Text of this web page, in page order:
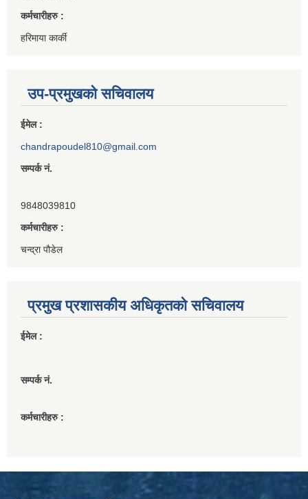
कर्मचारीहरु :
हरिमाया कार्की
उप-प्रमुखको सचिवालय
ईमेल :
chandrapoudel810@gmail.com
सम्पर्क नं.
9848039810
कर्मचारीहरु :
चन्द्रा पौडेल
प्रमुख प्रशासकीय अधिकृतको सचिवालय
ईमेल :
सम्पर्क नं.
कर्मचारीहरु :